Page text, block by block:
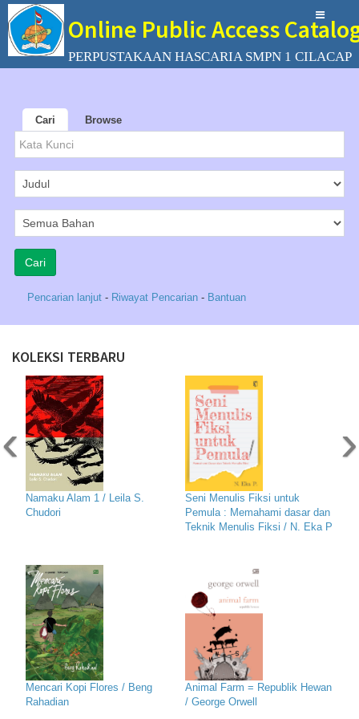
Online Public Access
PERPUSTAKAAN HASCARIA SMPN 1 CILACAP
Cari Browse
Pencarian lanjut - Riwayat Pencarian - Bantuan
KOLEKSI TERBARU
Namaku Alam 1 / Leila S.
Chudori
Seni Menulis Fiksi untuk
Pemula : Memahami dasar dan
Teknik Menulis Fiksi / N. Eka P
Mencari Kopi Flores / Beng
Rahadian
Animal Farm = Republik Hewan
/ George Orwell
‹ ›